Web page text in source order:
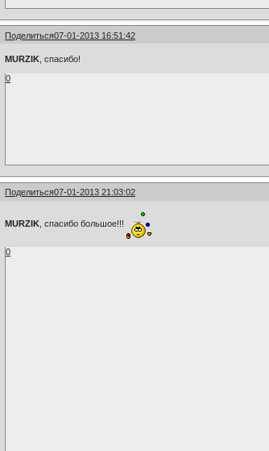
Поделиться07-01-2013 16:51:42
MURZIK, спасибо!
0
Поделиться07-01-2013 21:03:02
MURZIK , спасибо большое!!!
0